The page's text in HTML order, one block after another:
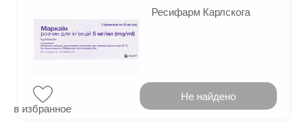
Ресифарм Карлскога
в избранное
Не найдено